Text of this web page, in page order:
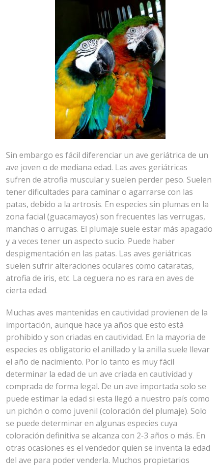
Sin embargo es fácil diferenciar un ave geriátrica de un
ave joven o de mediana edad. Las aves geriátricas
sufren de atrofia muscular y suelen perder peso. Suelen
tener dificultades para caminar o agarrarse con las
patas, debido a la artrosis. En especies sin plumas en la
zona facial (guacamayos) son frecuentes las verrugas,
manchas o arrugas. El plumaje suele estar más apagado
y a veces tener un aspecto sucio. Puede haber
despigmentación en las patas. Las aves geriátricas
suelen sufrir alteraciones oculares como cataratas,
atrofia de iris, etc. La ceguera no es rara en aves de
cierta edad.
Muchas aves mantenidas en cautividad provienen de la
importación, aunque hace ya años que esto está
prohibido y son criadas en cautividad. En la mayoria de
especies es obligatorio el anillado y la anilla suele llevar
el año de nacimiento. Por lo tanto es muy fácil
determinar la edad de un ave criada en cautividad y
comprada de forma legal. De un ave importada solo se
puede estimar la edad si esta llegó a nuestro país como
un pichón o como juvenil (coloración del plumaje). Solo
se puede determinar en algunas especies cuya
coloración definitiva se alcanza con 2-3 años o más. En
otras ocasiones es el vendedor quien se inventa la edad
del ave para poder venderla. Muchos propietarios